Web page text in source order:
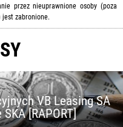
przez nieuprawnione osoby (poza
jest zabronione.
VB Leasing SA
[RAPORT]